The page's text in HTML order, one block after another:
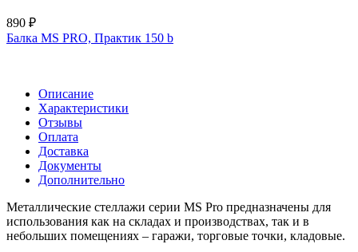
890 ₽
Балка MS PRO, Практик 150 b
Описание
Характеристики
Отзывы
Оплата
Доставка
Документы
Дополнительно
Металлические стеллажи серии MS Pro предназначены для
использования как на складах и производствах, так и в
небольших помещениях – гаражи, торговые точки, кладовые.